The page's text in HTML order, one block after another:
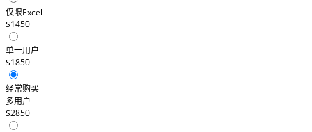
仅限Excel
$1450
单一用户
$1850
经常购买
多用户
$2850